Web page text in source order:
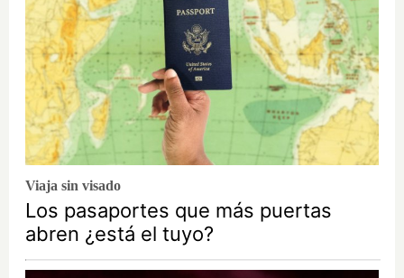
Viaja sin visado
Los pasaportes que más puertas
abren ¿está el tuyo?